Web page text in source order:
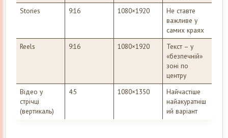
Stories
9:16 1080×1920
Не ставте
важливе у
самих краях
Reels
9:16 1080×1920
Текст – у
«безпечній»
зоні по
центру
Відео у
стрічці
(вертикаль)
4:5 1080×1350
Найчастіше
найакуратніш
ий варіант